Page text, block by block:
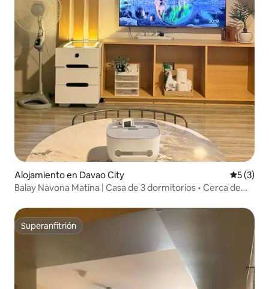
Alojamiento en Davao City
5 (3)
Balay Navona Matina | Casa de 3 dormitorios • Cerca de
Superanfitrión
Superanfitrión